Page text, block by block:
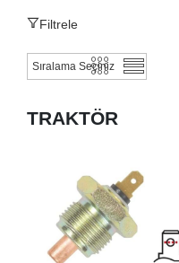
Filtrele
TRAKTÖR